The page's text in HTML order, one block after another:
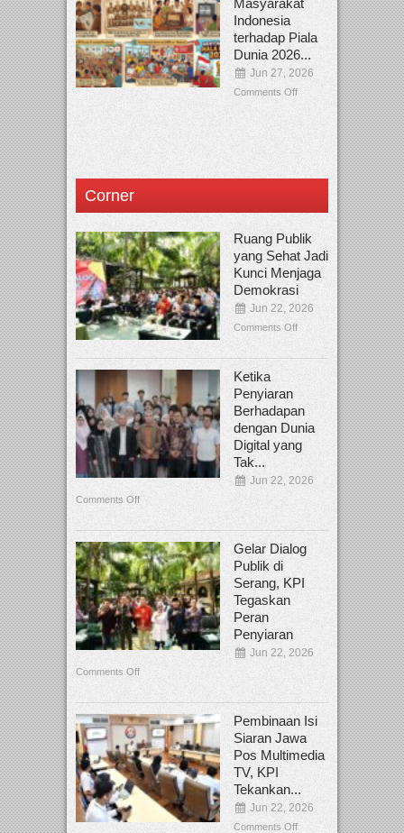
Indonesia
terhadap Piala
Dunia 2026...
Jun 27, 2026
Comments Off
Corner
Ruang Publik
yang Sehat Jadi
Kunci Menjaga
Demokrasi
Jun 22, 2026
Comments Off
Ketika
Penyiaran
Berhadapan
dengan Dunia
Digital yang
Tak...
Jun 22, 2026
Comments Off
Gelar Dialog
Publik di
Serang, KPI
Tegaskan
Peran
Penyiaran
Jun 22, 2026
Comments Off
Pembinaan Isi
Siaran Jawa
Pos Multimedia
TV, KPI
Tekankan...
Jun 22, 2026
Comments Off